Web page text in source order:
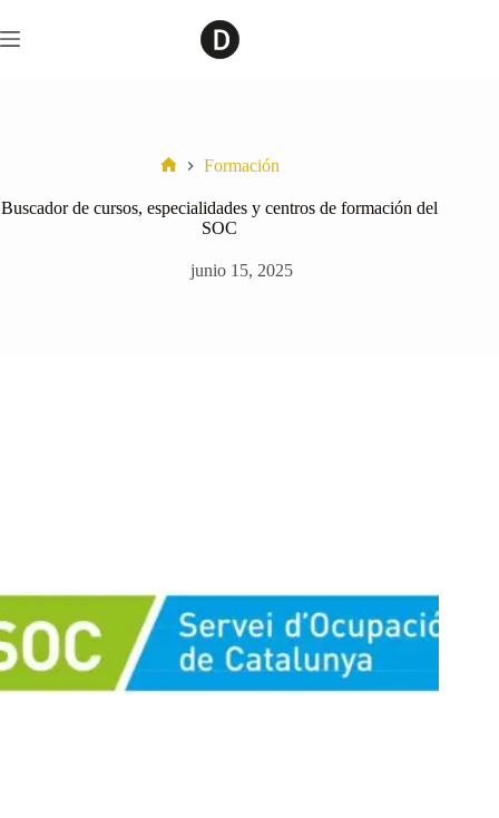
al
contenido
Formación
Buscador de cursos, especialidades y centros de formación del
SOC
junio 15, 2025